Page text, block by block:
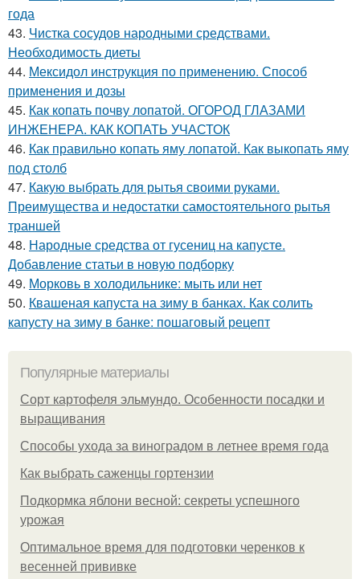
года
43. Чистка сосудов народными средствами.
Необходимость диеты
44. Мексидол инструкция по применению. Способ
применения и дозы
45. Как копать почву лопатой. ОГОРОД ГЛАЗАМИ
ИНЖЕНЕРА. КАК КОПАТЬ УЧАСТОК
46. Как правильно копать яму лопатой. Как выкопать яму
под столб
47. Какую выбрать для рытья своими руками.
Преимущества и недостатки самостоятельного рытья
траншей
48. Народные средства от гусениц на капусте.
Добавление статьи в новую подборку
49. Морковь в холодильнике: мыть или нет
50. Квашеная капуста на зиму в банках. Как солить
капусту на зиму в банке: пошаговый рецепт
Популярные материалы
Сорт картофеля эльмундо. Особенности посадки и
выращивания
Способы ухода за виноградом в летнее время года
Как выбрать саженцы гортензии
Подкормка яблони весной: секреты успешного
урожая
Оптимальное время для подготовки черенков к
весенней прививке